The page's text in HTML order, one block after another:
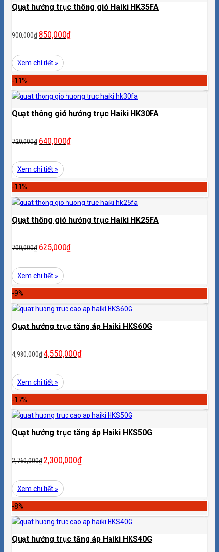
Quạt hướng trục thông gió Haiki HK35FA
900,000₫ 850,000₫
Xem chi tiết »
-11%
Quạt thông gió hướng trục Haiki HK30FA
720,000₫ 640,000₫
Xem chi tiết »
-11%
Quạt thông gió hướng trục Haiki HK25FA
700,000₫ 625,000₫
Xem chi tiết »
-9%
Quạt hướng trục tăng áp Haiki HKS60G
4,980,000₫ 4,550,000₫
Xem chi tiết »
-17%
Quạt hướng trục tăng áp Haiki HKS50G
2,760,000₫ 2,300,000₫
Xem chi tiết »
-8%
Quạt hướng trục tăng áp Haiki HKS40G